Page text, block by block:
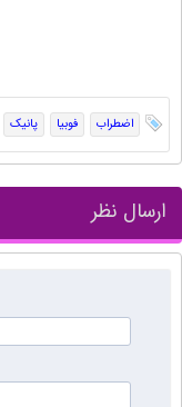
اضطراب فوبیا پانیک
ارسال نظر